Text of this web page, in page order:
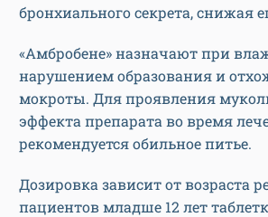
бронхиального секрета, снижая
«Амбробене» назначают при
нарушением образования и
мокроты. Для проявления
эффекта препарата во время
рекомендуется обильное питье.
Дозировка зависит от возраста
пациентов младше 12 лет